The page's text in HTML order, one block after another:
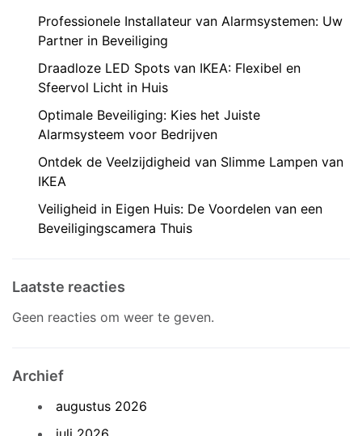
Professionele Installateur van Alarmsystemen: Uw
Partner in Beveiliging
Draadloze LED Spots van IKEA: Flexibel en
Sfeervol Licht in Huis
Optimale Beveiliging: Kies het Juiste
Alarmsysteem voor Bedrijven
Ontdek de Veelzijdigheid van Slimme Lampen van
IKEA
Veiligheid in Eigen Huis: De Voordelen van een
Beveiligingscamera Thuis
Laatste reacties
Geen reacties om weer te geven.
Archief
augustus 2026